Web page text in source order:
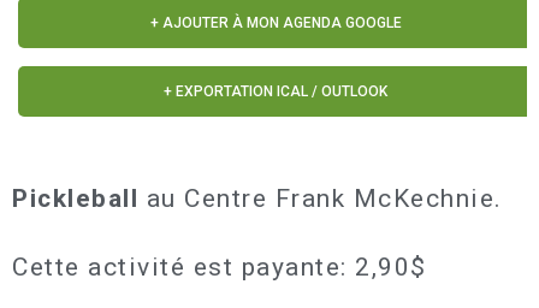
+ AJOUTER À MON AGENDA GOOGLE
+ EXPORTATION ICAL / OUTLOOK
Pickleball au Centre Frank McKechnie.
Cette activité est payante: 2,90$